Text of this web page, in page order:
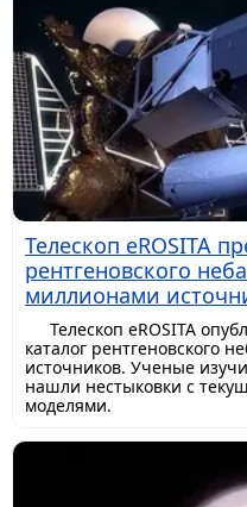
Телескоп eROSITA
рентгеновского
миллионами
Телескоп eROSITA
каталог рентгеновского
источников. Ученые
нашли нестыковки с
моделями.